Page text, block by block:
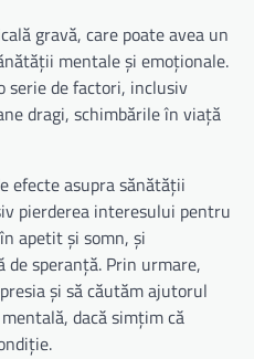
gravă, care poate avea un
mentale și emoționale.
serie de factori, inclusiv
dragi, schimbările în viață
efecte asupra sănătății
pierderea interesului pentru
apetit și somn, și
speranță. Prin urmare,
și să căutăm ajutorul
dacă simțim că